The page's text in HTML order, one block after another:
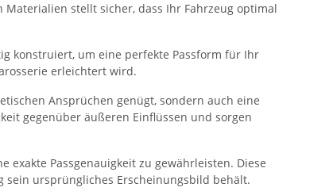
stellt sicher, dass Ihr Fahrzeug optimal
konstruiert, um eine perfekte Passform für Ihr
erleichtert wird.
Ansprüchen genügt, sondern auch eine
gegenüber äußeren Einflüssen und sorgen
Passgenauigkeit zu gewährleisten. Diese
sein ursprüngliches Erscheinungsbild behält.